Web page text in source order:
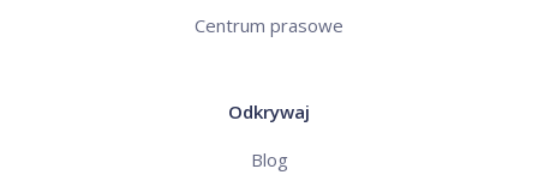
Centrum prasowe
Odkrywaj
Blog